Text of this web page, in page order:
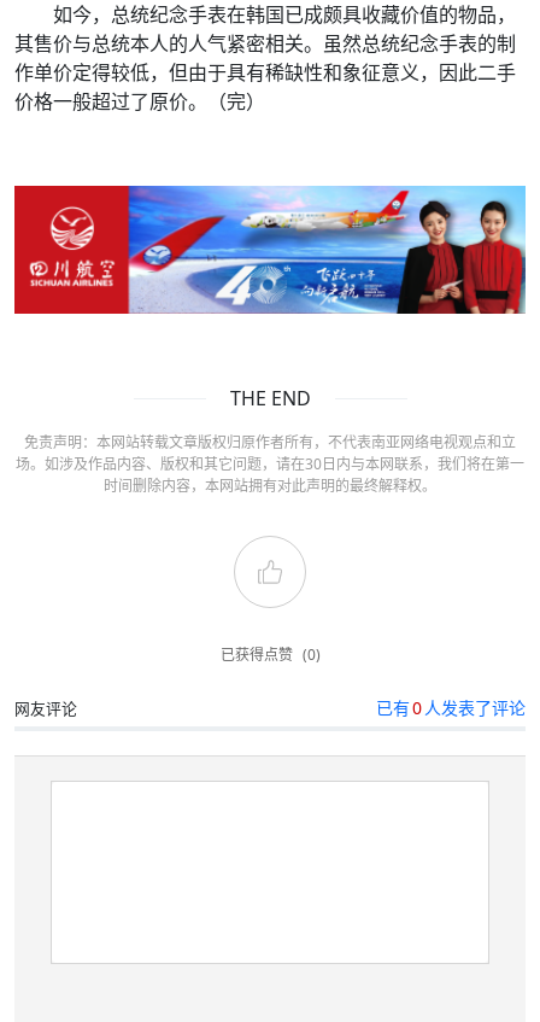
如今，总统纪念手表在韩国已成颇具收藏价值的物品，
其售价与总统本人的人气紧密相关。虽然总统纪念手表的制
作单价定得较低，但由于具有稀缺性和象征意义，因此二手
价格一般超过了原价。（完）
THE END
免责声明：本网站转载文章版权归原作者所有，不代表南亚网络电视观点和立
场。如涉及作品内容、版权和其它问题，请在30日内与本网联系，我们将在第一
时间删除内容，本网站拥有对此声明的最终解释权。
已获得点赞 (0)
网友评论 已有0人发表了评论